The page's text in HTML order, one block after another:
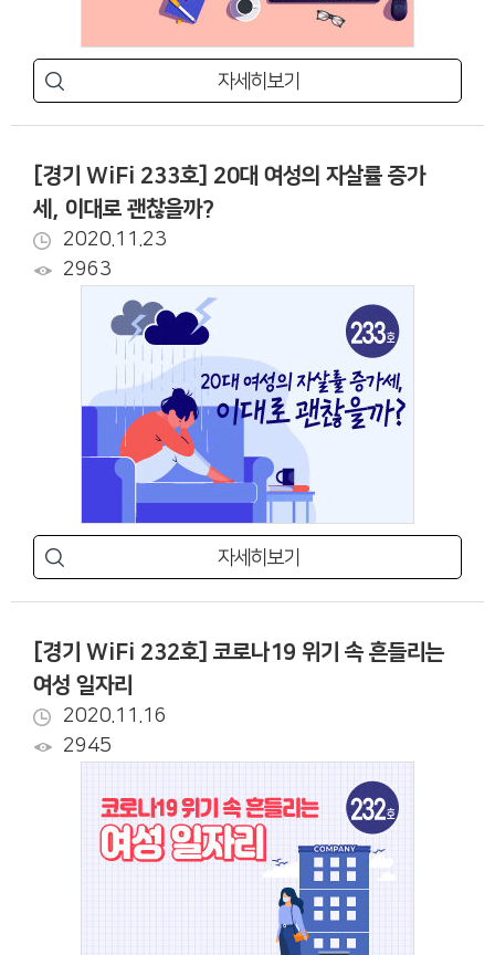
자세히보기
[경기 WiFi 233호] 20대 여성의 자살률 증가
세, 이대로 괜찮을까?
2020.11.23
2963
자세히보기
[경기 WiFi 232호] 코로나19 위기 속 흔들리는
여성 일자리
2020.11.16
2945